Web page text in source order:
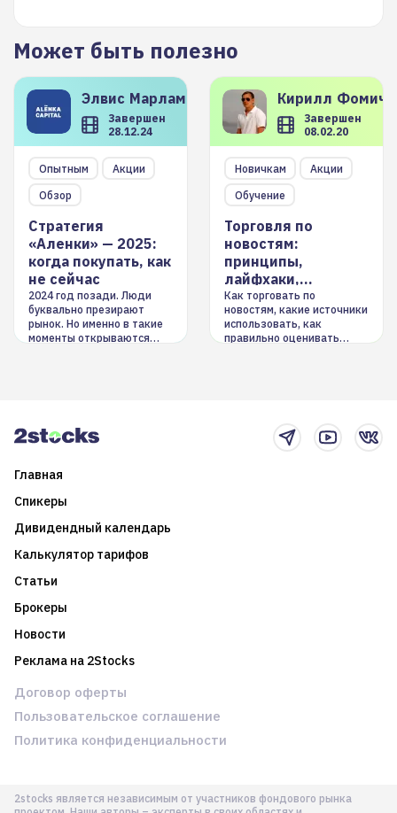
Может быть полезно
Элвис Марламов
Завершен
28.12.24
Опытным
Акции
Обзор
Стратегия
«Аленки» — 2025:
когда покупать, как
не сейчас
2024 год позади. Люди
буквально презирают
рынок. Но именно в такие
моменты открываются
Кирилл
Завершен
08.02.20
Новичкам
Акции
Обучение
Торговля по
новостям:
принципы,
лайфхаки,
инструменты
Как торговать по
новостям, какие источники
использовать, как
правильно оценивать
Главная
Спикеры
Дивидендный календарь
Калькулятор тарифов
Статьи
Брокеры
Новости
Реклама на 2Stocks
2stocks является независимым от участников фондового рынка
Договор оферты
Пользовательское соглашение
Политика конфиденциальности